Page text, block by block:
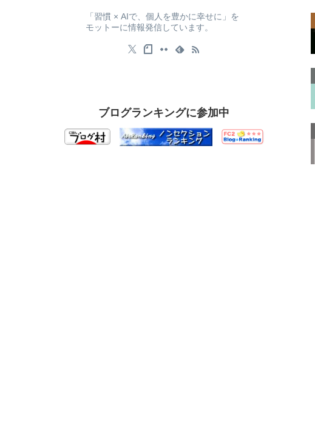
「習慣 × AIで、個人を豊かに幸せに」を
モットーに情報発信しています。
ブログランキングに参加中